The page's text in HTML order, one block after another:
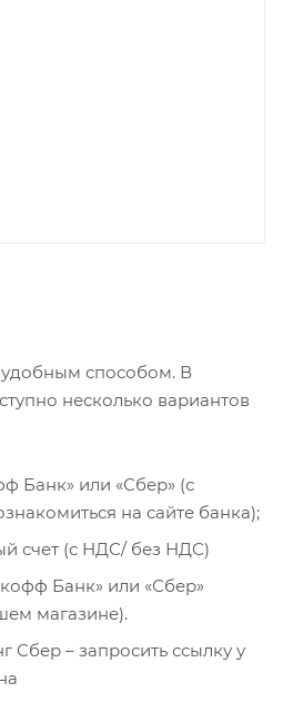
способом. В
несколько вариантов
Банк» или «Сбер» (с
на сайте банка);
счет (с НДС/ без НДС)
Банк» или «Сбер»
магазине).
Сбер – запросить ссылку у